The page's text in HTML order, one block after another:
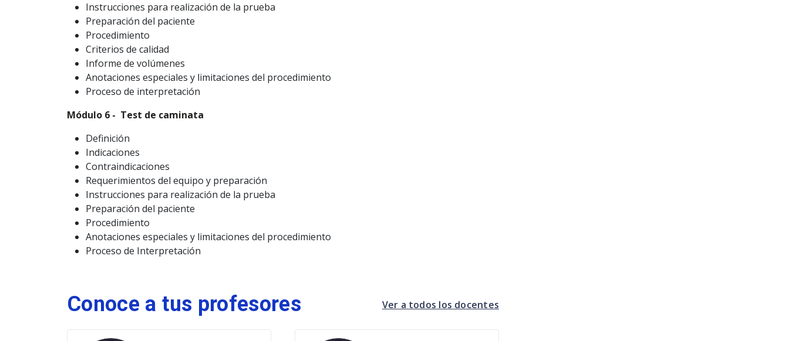
Instrucciones para realización de la prueba
Preparación del paciente
Procedimiento
Criterios de calidad
Informe de volúmenes
Anotaciones especiales y limitaciones del procedimiento
Proceso de interpretación
Módulo 6 - Test de caminata
Definición
Indicaciones
Contraindicaciones
Requerimientos del equipo y preparación
Instrucciones para realización de la prueba
Preparación del paciente
Procedimiento
Anotaciones especiales y limitaciones del procedimiento
Proceso de Interpretación
Conoce a tus profesores Ver a todos los docentes